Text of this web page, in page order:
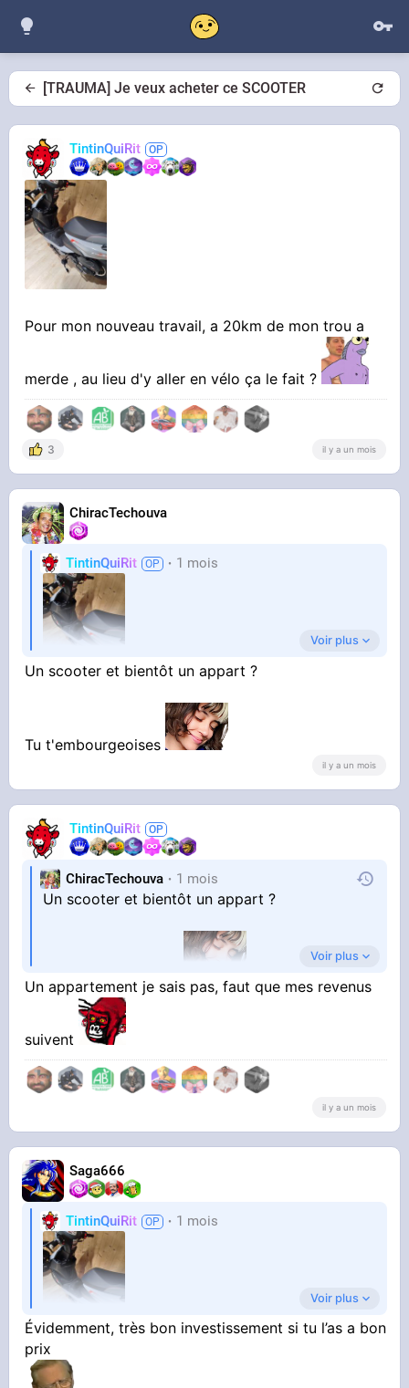
[TRAUMA] Je veux acheter ce SCOOTER
TintinQuiRit
Pour mon nouveau travail, a 20km de mon trou a
merde , au lieu d'y aller en vélo ça le fait ?
3 il y a un mois
ChiracTechouva
TintinQuiRit 1 mois
Pour mon nouveau travail, a 20km de mon trou
a merde , au lieu d'y aller en vélo ça le fait ?
Voir plus
Un scooter et bientôt un appart ?
Tu t'embourgeoises
il y a un mois
TintinQuiRit
ChiracTechouva 1 mois
Un scooter et bientôt un appart ?
Voir plus
Un appartement je sais pas, faut que mes revenus
suivent
il y a un mois
Saga666
TintinQuiRit 1 mois
Pour mon nouveau travail, a 20km de mon trou
Voir plus
Évidemment, très bon investissement si tu l’as a bon
prix